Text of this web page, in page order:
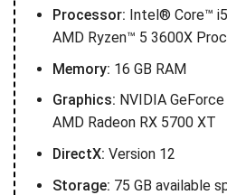
Processor: Intel® Core™
AMD Ryzen™ 5 3600X
Memory: 16 GB RAM
Graphics: NVIDIA
AMD Radeon RX 5700 XT
DirectX: Version 12
Storage: 75 GB available